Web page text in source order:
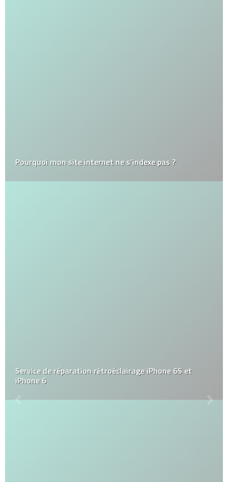
Pourquoi mon site internet ne s’indexe pas ?
Service de réparation rétroéclairage iPhone 6S et
iPhone 6